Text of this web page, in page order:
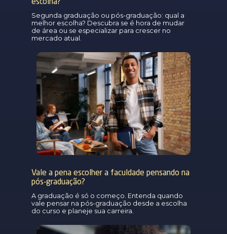
escolha?
Segunda graduação ou pós-graduação: qual a
melhor escolha? Descubra se é hora de mudar
de área ou se especializar para crescer no
mercado atual.
Vale a pena escolher a faculdade pensando na
pós-graduação?
A graduação é só o começo. Entenda quando
vale pensar na pós-graduação desde a escolha
do curso e planeje sua carreira.